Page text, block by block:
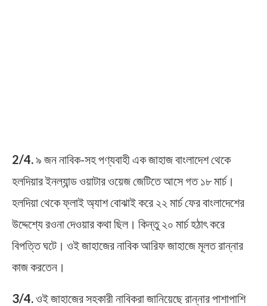
2/4.৯ জন নাবিক-সহ পণ্যবাহী এক জাহাজ বাংলাদেশ থেকে
হলদিয়ার ইনল্যান্ড ওয়াটার ওয়েজ জেটিতে আসে গত ১৮ মার্চ।
হলদিয়া থেকে ফ্লাই অ্যাশ বোঝাই করে ২২ মার্চ ফের বাংলাদেশের
উদ্দেশ্যে রওনা দেওয়ার কথা ছিল। কিন্তু ২০ মার্চ হঠাৎ করে
বিপত্তি ঘটে। ওই জাহাজের নাবিক আরিফ জাহাজে মূলত রান্নার
কাজ করতেন।
3/4.ওই জাহাজের সহকারী নাবিকরা জানিয়েছে রান্নার পাশাপাশি